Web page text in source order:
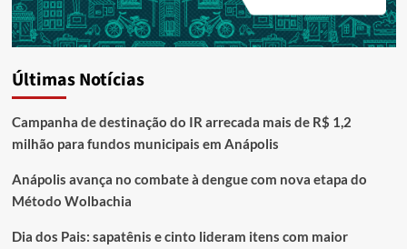
Últimas Notícias
Campanha de destinação do IR arrecada mais de R$ 1,2
milhão para fundos municipais em Anápolis
Anápolis avança no combate à dengue com nova etapa do
Método Wolbachia
Dia dos Pais: sapatênis e cinto lideram itens com maior